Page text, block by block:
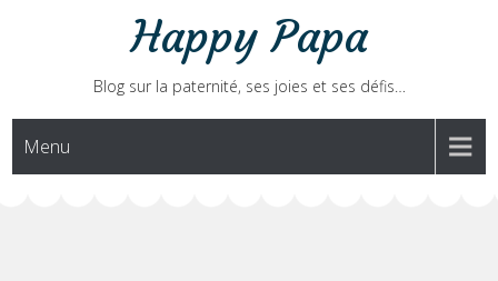
Happy Papa
Blog sur la paternité, ses joies et ses défis…
Menu